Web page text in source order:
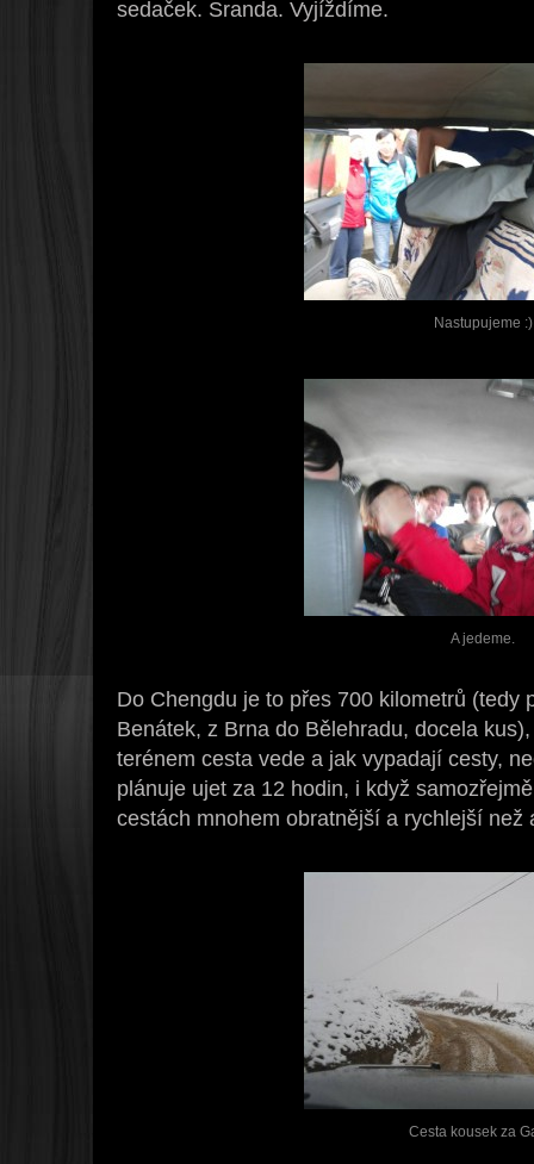
sedaček. Sranda. Vyjíždíme.
Nastupujeme :)
A jedeme.
Do Chengdu je to přes 700 kilometrů (tedy
Benátek, z Brna do Bělehradu, docela
terénem cesta vede a jak vypadají cesty,
plánuje ujet za 12 hodin, i když
cestách mnohem obratnější a rychlejší než
Cesta kousek za